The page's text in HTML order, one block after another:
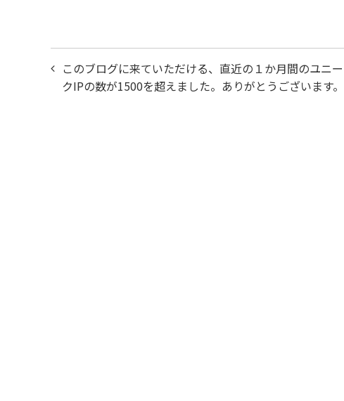
投
稿
このブログに来ていただける、直近の１か月間のユニー
クIPの数が1500を超えました。ありがとうございます。